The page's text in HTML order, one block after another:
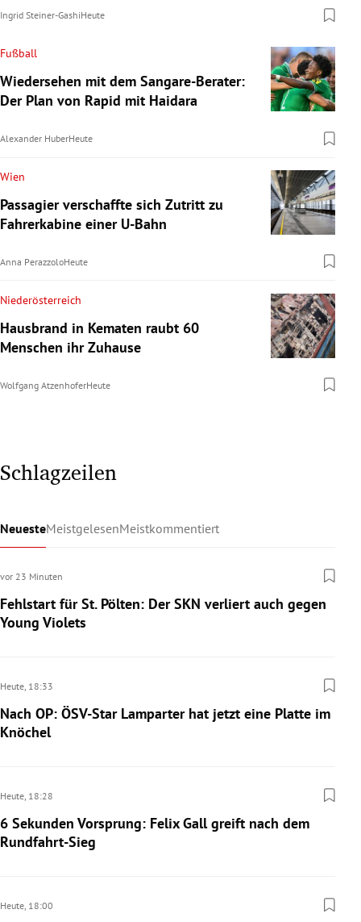
Ingrid Steiner-GashiHeute
Fußball
Wiedersehen mit dem Sangare-Berater:
Der Plan von Rapid mit Haidara
Alexander HuberHeute
Wien
Passagier verschaffte sich Zutritt zu
Fahrerkabine einer U-Bahn
Anna PerazzoloHeute
Niederösterreich
Hausbrand in Kematen raubt 60
Menschen ihr Zuhause
Wolfgang AtzenhoferHeute
Schlagzeilen
NeuesteMeistgelesenMeistkommentiert
vor 23 Minuten
Fehlstart für St. Pölten: Der SKN verliert auch gegen
Young Violets
Heute, 18:33
Nach OP: ÖSV-Star Lamparter hat jetzt eine Platte im
Knöchel
Heute, 18:28
6 Sekunden Vorsprung: Felix Gall greift nach dem
Rundfahrt-Sieg
Heute, 18:00